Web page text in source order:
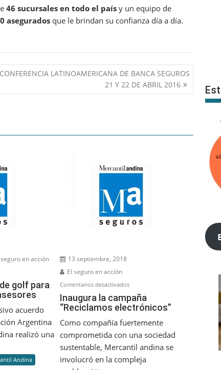
46 sucursales en todo el país y un equipo de
asegurados que le brindan su confianza día a día.
CONFERENCIA LATINOAMERICANA DE BANCA SEGUROS
21 Y 22 DE ABRIL 2016
seguro en acción
golf para
acuerdo
Argentina
realizó una
Andina
13 septiembre, 2018
El seguro en acción
Comentarios desactivadosen
Inaugura
la
electrónicos”
Inaugura la campaña
“Reciclamos electrónicos”
Como compañía fuertemente
comprometida con una sociedad
sustentable, Mercantil andina se
involucró en la compleja